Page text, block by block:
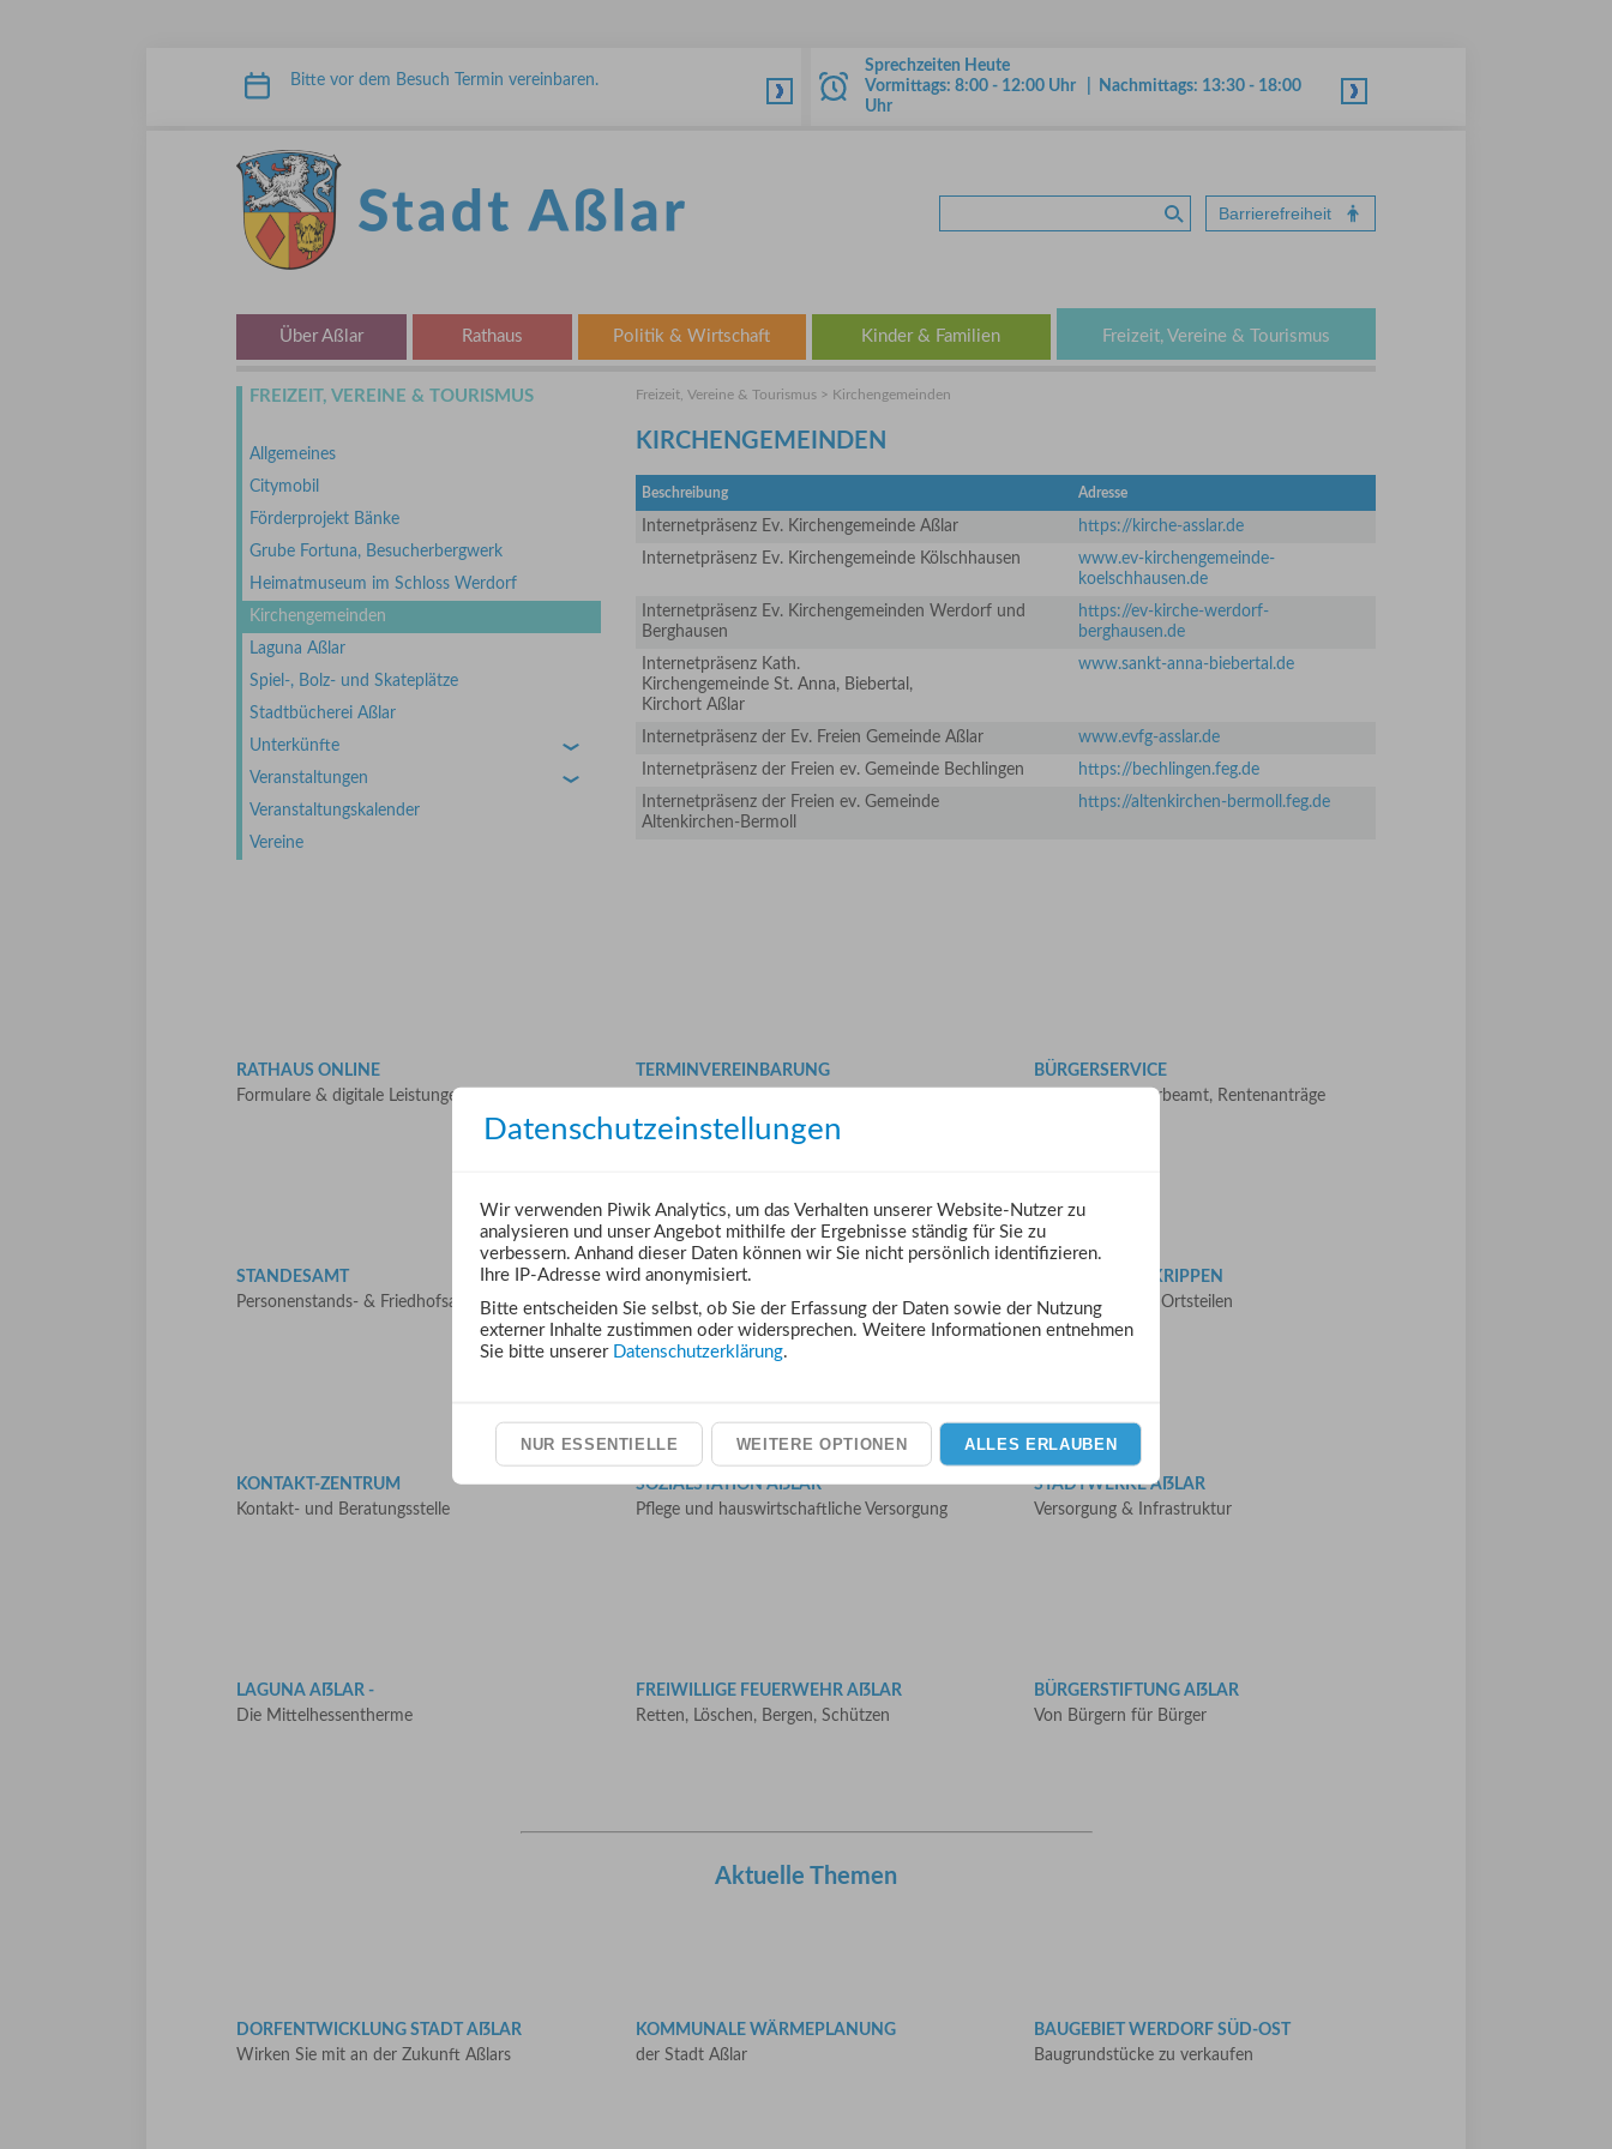
Bitte vor dem Besuch Termin vereinbaren.
Sprechzeiten Heute
Vormittags: 8:00 - 12:00 Uhr | Nachmittags: 13:30 - 18:00
Uhr
Suche absenden
Barrierefreiheit
Über Aßlar Rathaus Politik & Wirtschaft Kinder & Familien Freizeit, Vereine & Tourismus
Freizeit, Vereine & Tourismus > Kirchengemeinden
KIRCHENGEMEINDEN
Beschreibung Adresse
Internetpräsenz Ev. Kirchengemeinde Aßlar
https://kirche-asslar.de
Internetpräsenz Ev. Kirchengemeinde Kölschhausen
www.ev-kirchengemeinde-
koelschhausen.de
Internetpräsenz Ev. Kirchengemeinden Werdorf und
Berghausen
https://ev-kirche-werdorf-
berghausen.de
Internetpräsenz Kath.
Kirchengemeinde St. Anna, Biebertal,
Kirchort Aßlar
www.sankt-anna-biebertal.de
Internetpräsenz der Ev. Freien Gemeinde Aßlar
www.evfg-asslar.de
Internetpräsenz der Freien ev. Gemeinde Bechlingen
https://bechlingen.feg.de
Internetpräsenz der Freien ev. Gemeinde
Altenkirchen-Bermoll
https://altenkirchen-bermoll.feg.de
FREIZEIT, VEREINE & TOURISMUS
Allgemeines
Citymobil
Förderprojekt Bänke
Grube Fortuna, Besucherbergwerk
Heimatmuseum im Schloss Werdorf
Kirchengemeinden
Laguna Aßlar
Spiel-, Bolz- und Skateplätze
Stadtbücherei Aßlar
Unterkünfte
›
Veranstaltungen ›
Veranstaltungskalender
Vereine
RATHAUS ONLINE
Formulare & digitale Leistungen
TERMINVEREINBARUNG
BÜRGERSERVICE
Fundbüro, Gewerbeamt, Rentenanträge
STANDESAMT
Personenstands- & Friedhofsangelegenheiten
VERANSTALTUNGEN
Feste, Märkte, Konzerte und Theater
KITAS, HORTE, KRIPPEN
in Aßlar und den Ortsteilen
KONTAKT-ZENTRUM
Kontakt- und Beratungsstelle
SOZIALSTATION AẞLAR
Pflege und hauswirtschaftliche Versorgung
STADTWERKE AẞLAR
Versorgung & Infrastruktur
LAGUNA AẞLAR -
Die Mittelhessentherme
FREIWILLIGE FEUERWEHR AẞLAR
Retten, Löschen, Bergen, Schützen
BÜRGERSTIFTUNG AẞLAR
Von Bürgern für Bürger
Aktuelle Themen
DORFENTWICKLUNG STADT AẞLAR
Wirken Sie mit an der Zukunft Aßlars
KOMMUNALE WÄRMEPLANUNG
der Stadt Aßlar
BAUGEBIET WERDORF SÜD-OST
Baugrundstücke zu verkaufen
Datenschutzeinstellungen
Wir verwenden Piwik Analytics, um das Verhalten unserer Website-Nutzer zu
analysieren und unser Angebot mithilfe der Ergebnisse ständig für Sie zu
verbessern. Anhand dieser Daten können wir Sie nicht persönlich identifizieren.
Ihre IP-Adresse wird anonymisiert.
Bitte entscheiden Sie selbst, ob Sie der Erfassung der Daten sowie der Nutzung
externer Inhalte zustimmen oder widersprechen. Weitere Informationen entnehmen
Sie bitte unserer Datenschutzerklärung.
NUR ESSENTIELLE WEITERE OPTIONEN ALLES ERLAUBEN